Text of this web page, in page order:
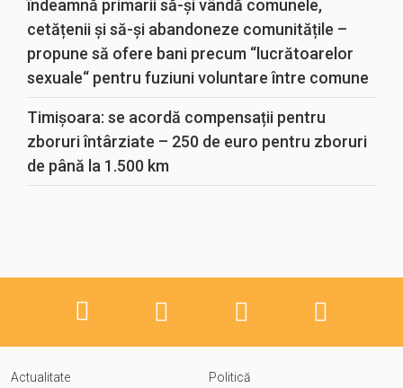
îndeamnă primarii să-și vândă comunele,
cetățenii și să-și abandoneze comunitățile –
propune să ofere bani precum “lucrătoarelor
sexuale“ pentru fuziuni voluntare între comune
Timișoara: se acordă compensații pentru
zboruri întârziate – 250 de euro pentru zboruri
de până la 1.500 km
Actualitate Politică